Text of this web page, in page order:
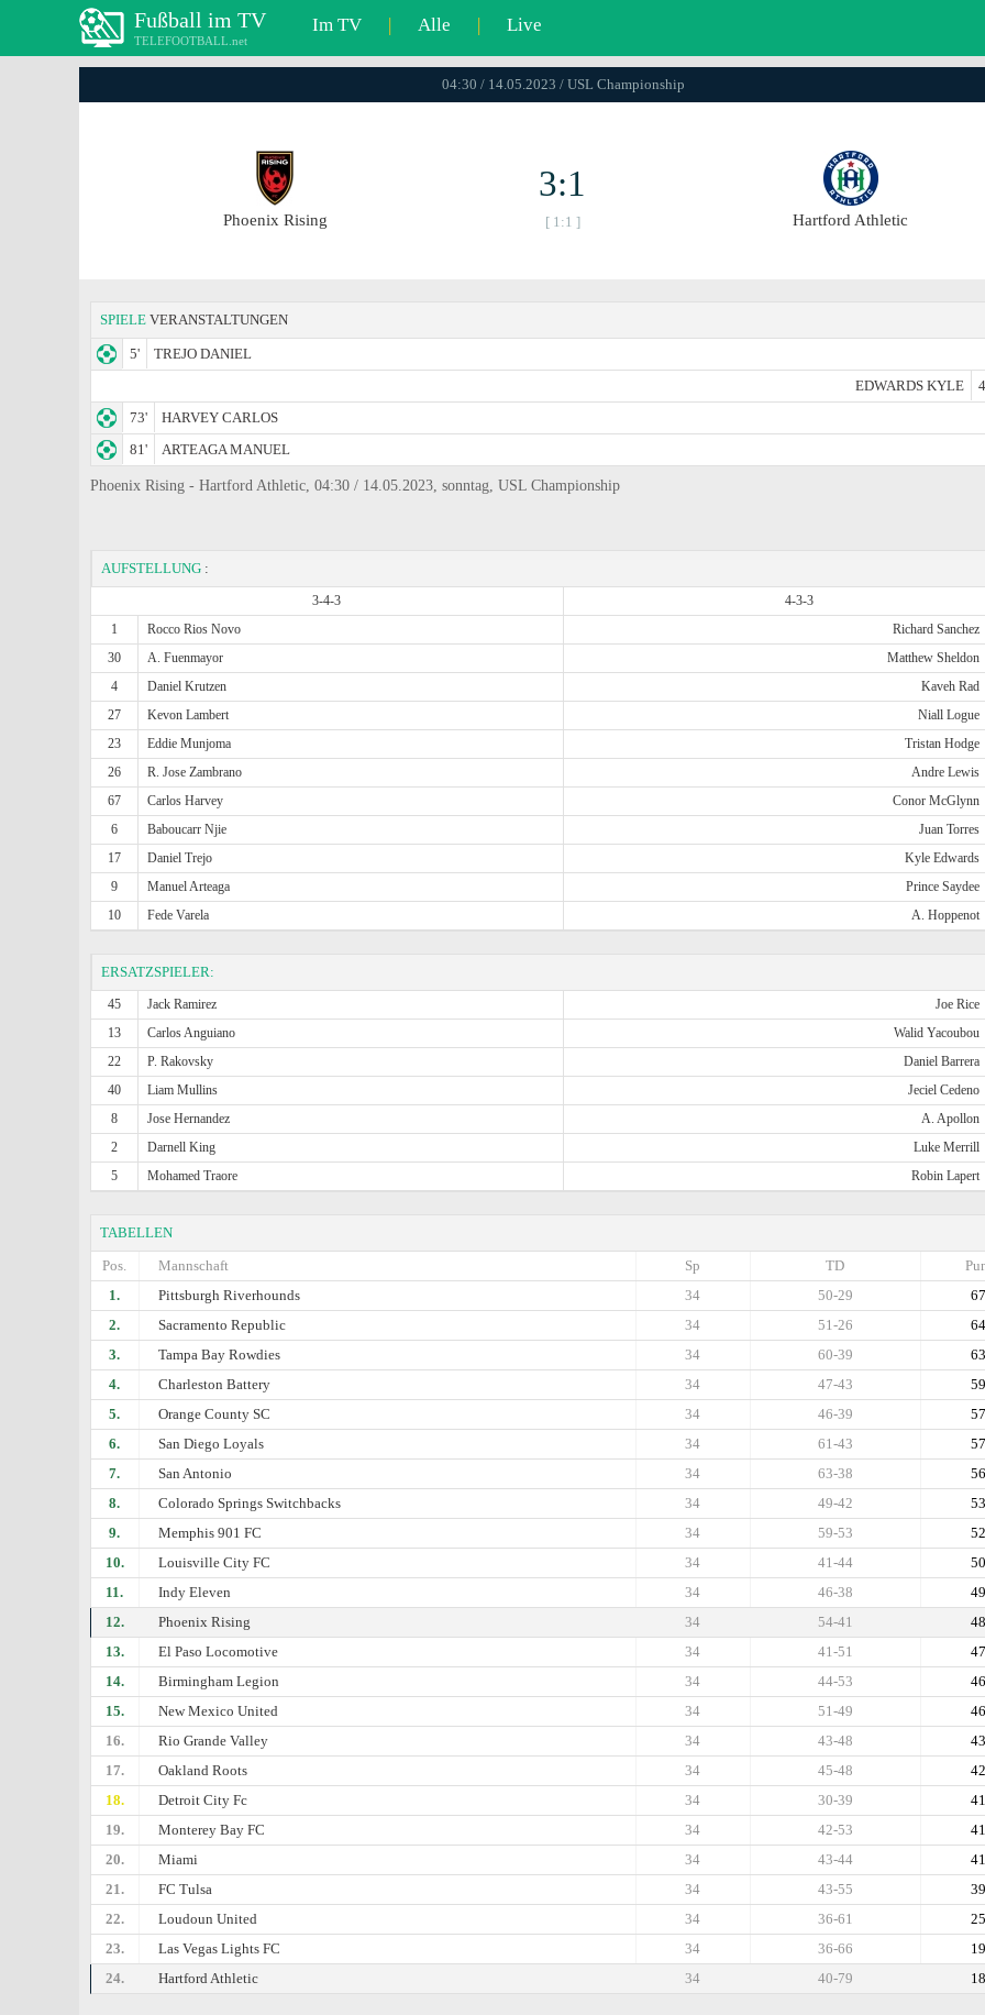
Fußball im TV
TELEFOOTBALL.net
Im TV | Alle | Live
04:30 / 14.05.2023 / USL Championship
Phoenix Rising
3:1
[ 1:1 ] Hartford Athletic
SPIELE VERANSTALTUNGEN
5'
TREJO DANIEL
EDWARDS KYLE
73'
HARVEY CARLOS
81'
ARTEAGA MANUEL
Phoenix Rising - Hartford Athletic, 04:30 / 14.05.2023, sonntag, USL Championship
AUFSTELLUNG :
3-4-3
4-3-3
1
Rocco Rios Novo
Richard Sanchez
30
A. Fuenmayor
Matthew Sheldon
4
Daniel Krutzen
Kaveh Rad
27
Kevon Lambert
Niall Logue
23
Eddie Munjoma
Tristan Hodge
26
R. Jose Zambrano
Andre Lewis
67
Carlos Harvey
Conor McGlynn
6
Baboucarr Njie
Juan Torres
17
Daniel Trejo
Kyle Edwards
9
Manuel Arteaga
Prince Saydee
10
Fede Varela A. Hoppenot
ERSATZSPIELER:
45 Jack Ramirez
Joe Rice
13
Carlos Anguiano
Walid Yacoubou
22
P. Rakovsky
Daniel Barrera
40
Liam Mullins
Jeciel Cedeno
8
Jose Hernandez
A. Apollon
2
Darnell King
Luke Merrill
5
Mohamed Traore Robin Lapert
TABELLEN
Pos.
Mannschaft TD
Sp
1.
Pittsburgh Riverhounds 67
50-29
34
2.
Sacramento Republic 64
51-26
34
3.
Tampa Bay Rowdies 63
60-39
34
4.
Charleston Battery 59
47-43
34
5.
Orange County SC 57
46-39
34
6.
San Diego Loyals 57
61-43
34
7.
San Antonio 56
63-38
34
8.
Colorado Springs Switchbacks 53
49-42
34
9.
Memphis 901 FC 52
59-53
34
10.
Louisville City FC 50
41-44
34
11.
Indy Eleven 49
46-38
34
12.
Phoenix Rising 48
54-41
34
13.
El Paso Locomotive 47
41-51
34
14.
Birmingham Legion 46
44-53
34
15.
New Mexico United 46
51-49
34
16.
Rio Grande Valley 43
43-48
34
17.
Oakland Roots 42
45-48
34
18.
Detroit City Fc 41
30-39
34
19.
Monterey Bay FC 41
42-53
34
20.
Miami 41
43-44
34
21.
FC Tulsa 39
43-55
34
22.
Loudoun United 25
36-61
34
23.
Las Vegas Lights FC 19
36-66
34
24.
Hartford Athletic 18
40-79
34